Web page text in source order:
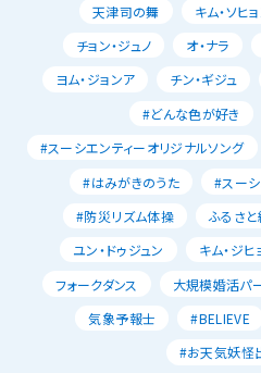
天津司の舞
キム・ソヒ
チョン・ジュノ
オ・ナラ
ヨム・ジョンア
チン・ギジュ
#どんな色が好き
#スーシエンティーオリジナルソング
#はみがきのうた
#スー
#防災リズム体操
ふるさ
ユン・ドゥジュン
キム・ジヒ
フォークダンス
大規模婚活パ
気象予報士
#BELIEVE
#お天気妖怪